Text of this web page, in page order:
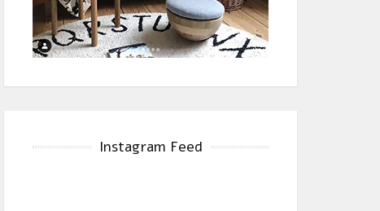
Instagram Feed